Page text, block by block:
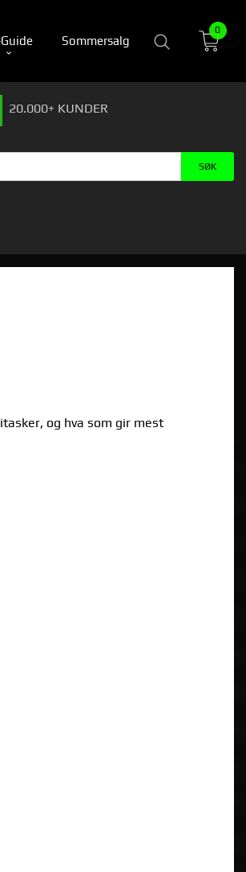
Guide Sommersalg
0
20.000+ KUNDER
og hva som gir mest